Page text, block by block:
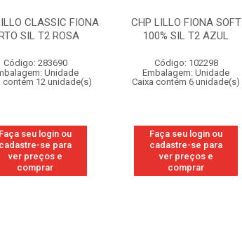
CLASSIC FIONA
SIL T2 ROSA
Código: 283690
Unidade
contém 12 unidade(s)
Faça seu login ou
cadastre-se para
ver preços e
comprar
CHP LILLO FIONA SOFT
100% SIL T2 AZUL
Código: 102298
Embalagem: Unidade
Caixa contém 6 unidade(s)
Faça seu login ou
cadastre-se para
ver preços e
comprar